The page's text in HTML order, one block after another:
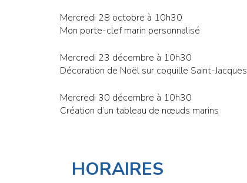
Mercredi 28 octobre à 10h30
Mon porte-clef marin personnalisé
Mercredi 23 décembre à 10h30
Décoration de Noël sur coquille Saint-Jacques
Mercredi 30 décembre à 10h30
Création d’un tableau de nœuds marins
HORAIRES